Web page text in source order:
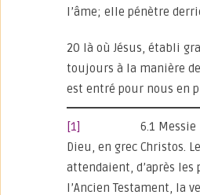
l’âme; elle pénètre
20 là où Jésus, établi
toujours à la manière
est entré pour nous en
[1]
6.1 Messie :
Dieu, en grec Christos.
attendaient, d’après les
l’Ancien Testament, la